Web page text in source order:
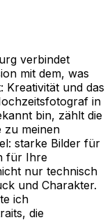
verbindet
mit dem, was
Kreativität und das
in
bin, zählt die
zu meinen
starke Bilder für
für Ihre
nur technisch
und Charakter.
ich
die